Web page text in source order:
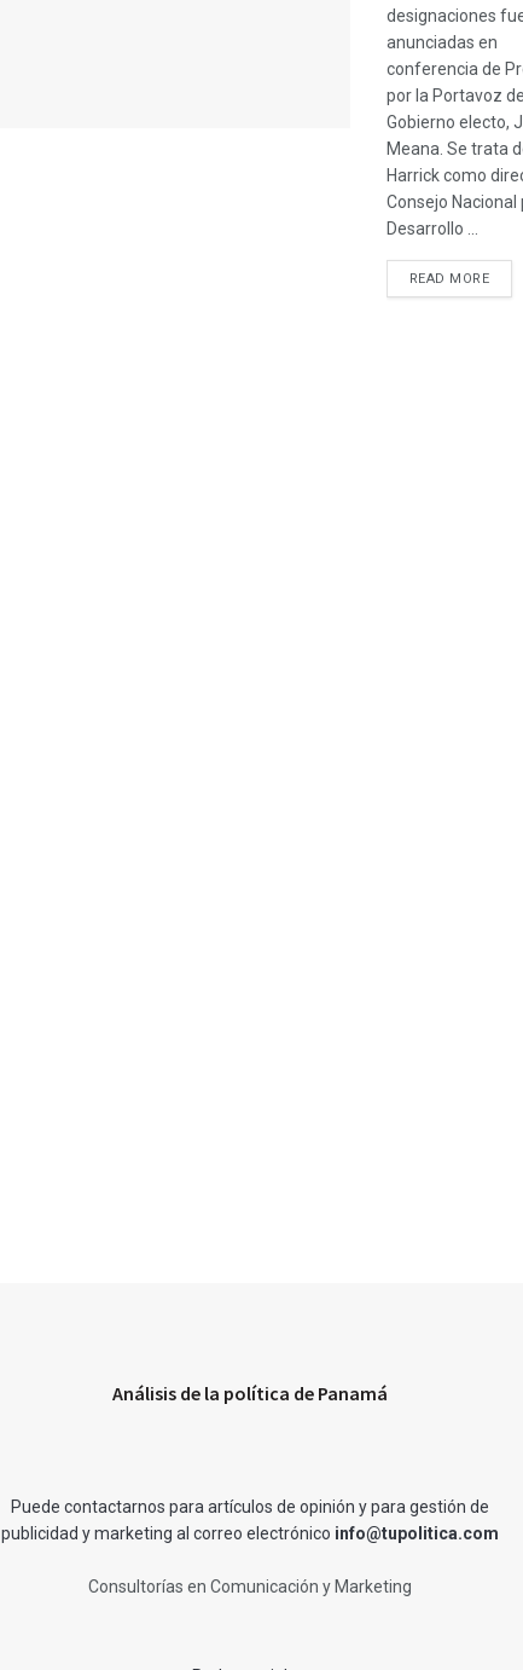
designaciones
anunciadas en
conferencia de
por la Portavoz del
Gobierno electo,
Meana. Se trata
Harrick como
Consejo Nacional
Desarrollo ...
READ MORE
Análisis de la política de Panamá
Puede contactarnos para artículos de opinión y para gestión de
publicidad y marketing al correo electrónico info@tupolitica.com
Consultorías en Comunicación y Marketing